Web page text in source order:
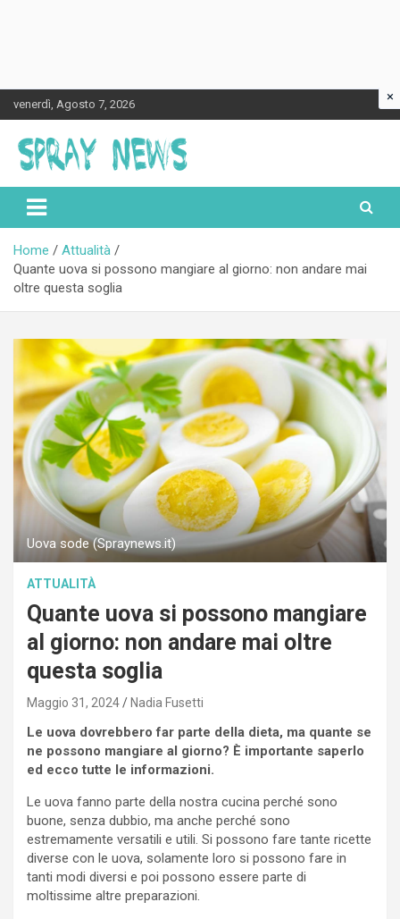
to
content
venerdì, Agosto 7, 2026
Spraynews.it
Home
Attualità
Quante uova si possono mangiare al giorno: non andare mai
oltre questa soglia
Uova sode (Spraynews.it)
ATTUALITÀ
Quante uova si possono mangiare
al giorno: non andare mai oltre
questa soglia
Maggio 31, 2024 Nadia Fusetti
Le uova dovrebbero far parte della dieta, ma quante se
ne possono mangiare al giorno? È importante saperlo
ed ecco tutte le informazioni.
Le uova fanno parte della nostra cucina perché sono
buone, senza dubbio, ma anche perché sono
estremamente versatili e utili. Si possono fare tante ricette
diverse con le uova, solamente loro si possono fare in
tanti modi diversi e poi possono essere parte di
moltissime altre preparazioni.
×